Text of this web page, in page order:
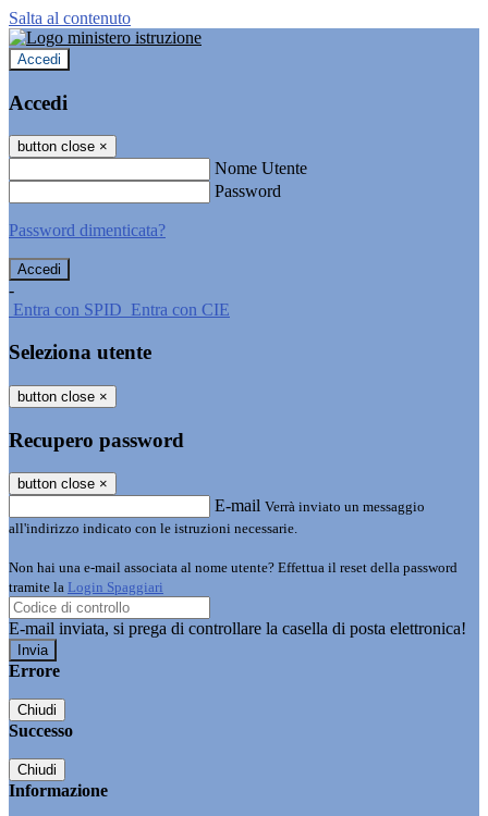
Salta al contenuto
Accedi
Accedi
button close ×
Nome Utente
Password
Password dimenticata?
-
Entra con SPID Entra con CIE
Seleziona utente
button close ×
Recupero password
button close ×
E-mail Verrà inviato un messaggio
all'indirizzo indicato con le istruzioni necessarie.
Non hai una e-mail associata al nome utente? Effettua il reset della password
tramite la Login Spaggiari
E-mail inviata, si prega di controllare la casella di posta elettronica!
Errore
Chiudi
Successo
Chiudi
Informazione